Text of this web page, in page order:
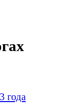
года